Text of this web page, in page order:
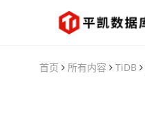
首页 所有内容 TiDB